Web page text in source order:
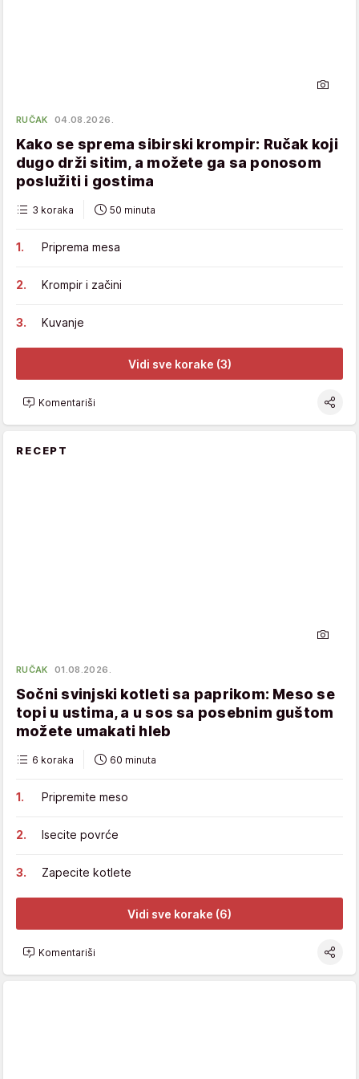
RUČAK 04.08.2026.
Kako se sprema sibirski krompir: Ručak koji
dugo drži sitim, a možete ga sa ponosom
poslužiti i gostima
3 koraka 50 minuta
Priprema mesa
Krompir i začini
Kuvanje
Vidi sve korake (3)
Komentariši
RECEPT
RUČAK 01.08.2026.
Sočni svinjski kotleti sa paprikom: Meso se
topi u ustima, a u sos sa posebnim guštom
možete umakati hleb
6 koraka 60 minuta
Pripremite meso
Isecite povrće
Zapecite kotlete
Vidi sve korake (6)
Komentariši